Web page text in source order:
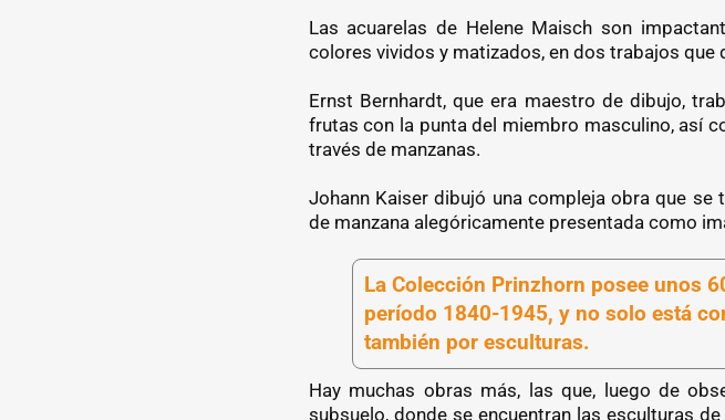
Las acuarelas de Helene Maisch son
colores vividos y matizados, en dos trabajos que
Ernst Bernhardt, que era maestro de dibujo,
frutas con la punta del miembro masculino, así
través de manzanas.
Johann Kaiser dibujó una compleja obra que
de manzana alegóricamente presentada como
La Colección Prinzhorn posee unos
período 1840-1945, y no solo está
también por esculturas.
Hay muchas obras más, las que, luego de
subsuelo, donde se encuentran las esculturas